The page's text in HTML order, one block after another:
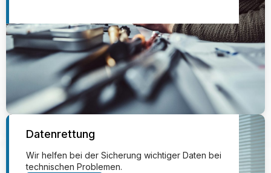
Datenrettung
Wir helfen bei der Sicherung wichtiger Daten bei
technischen Problemen.